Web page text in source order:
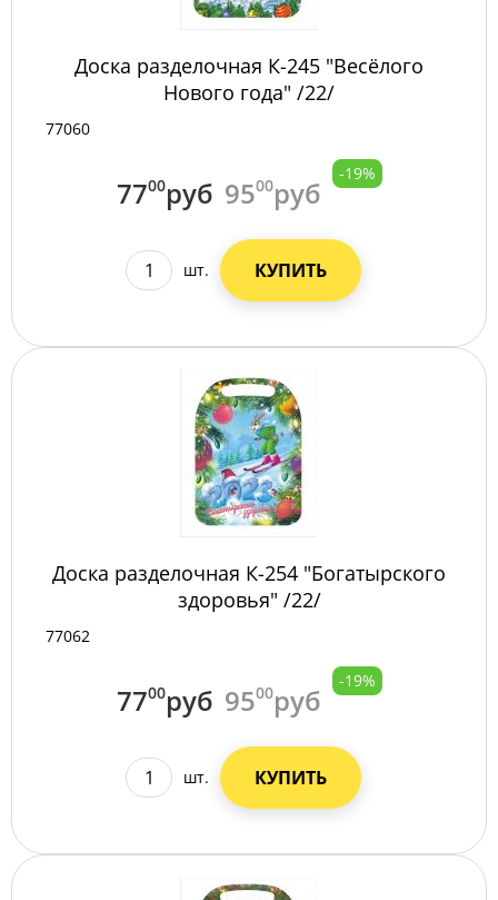
Доска разделочная К-245 "Весёлого
Нового года" /22/
77060
7700руб 9500руб
-19%
шт. КУПИТЬ
Доска разделочная К-254 "Богатырского
здоровья" /22/
77062
7700руб 9500руб
-19%
шт. КУПИТЬ